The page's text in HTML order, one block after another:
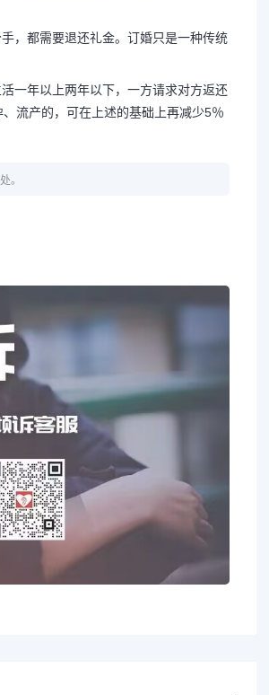
，都需要退还礼金。订婚只是一种传统
一年以上两年以下，一方请求对方返还
流产的，可在上述的基础上再减少5％
。